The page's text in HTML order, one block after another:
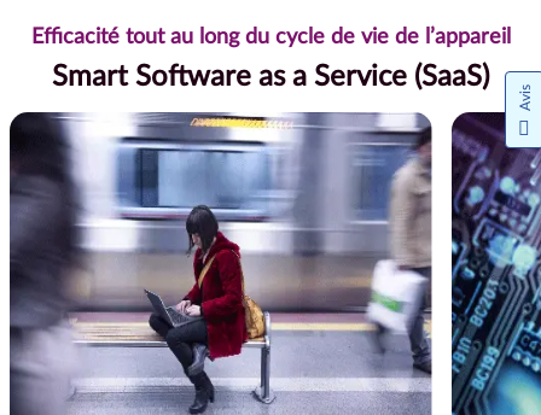
Efficacité tout au long du cycle de vie de l’appareil
Smart Software as a Service (SaaS)
Avis